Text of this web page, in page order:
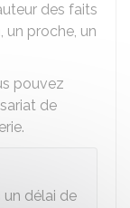
des faits
un proche, un
pouvez
de
délai de